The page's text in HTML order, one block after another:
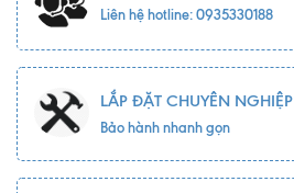
Liên hệ hotline: 0935330188
LẮP ĐẶT CHUYÊN NGHIỆP
Bảo hành nhanh gọn